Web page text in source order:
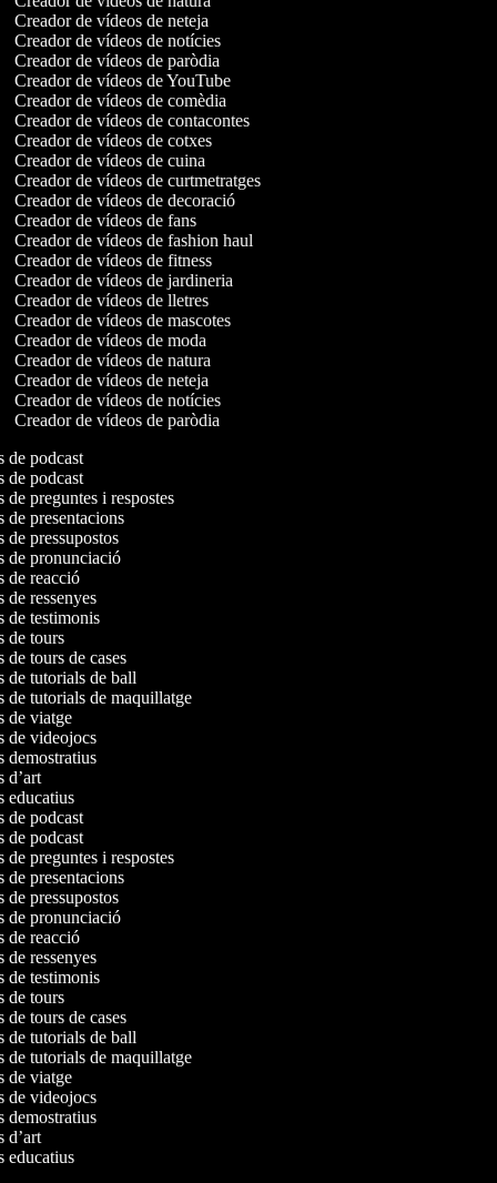
Creador de vídeos de neteja
Creador de vídeos de notícies
Creador de vídeos de paròdia
Creador de vídeos de YouTube
Creador de vídeos de comèdia
Creador de vídeos de contacontes
Creador de vídeos de cotxes
Creador de vídeos de cuina
Creador de vídeos de curtmetratges
Creador de vídeos de decoració
Creador de vídeos de fans
Creador de vídeos de fashion haul
Creador de vídeos de fitness
Creador de vídeos de jardineria
Creador de vídeos de lletres
Creador de vídeos de mascotes
Creador de vídeos de moda
Creador de vídeos de natura
Creador de vídeos de neteja
Creador de vídeos de notícies
Creador de vídeos de paròdia
de podcast
de podcast
de preguntes i respostes
de presentacions
de pressupostos
de pronunciació
de reacció
de ressenyes
de testimonis
de tours
de tours de cases
de tutorials de ball
de tutorials de maquillatge
de viatge
de videojocs
demostratius
d’art
educatius
de podcast
de podcast
de preguntes i respostes
de presentacions
de pressupostos
de pronunciació
de reacció
de ressenyes
de testimonis
de tours
de tours de cases
de tutorials de ball
de tutorials de maquillatge
de viatge
de videojocs
demostratius
d’art
educatius